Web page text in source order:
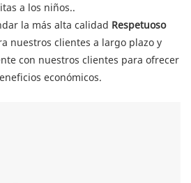
a los niños..
la más alta calidad Respetuoso
nuestros clientes a largo plazo y
con nuestros clientes para ofrecer
económicos.